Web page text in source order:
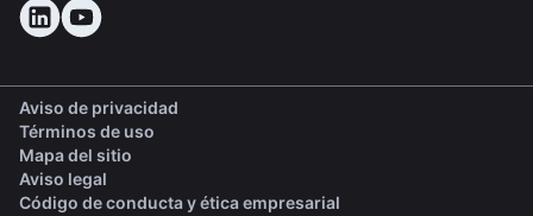
Aviso de privacidad
Términos de uso
Mapa del sitio
Aviso legal
Código de conducta y ética empresarial